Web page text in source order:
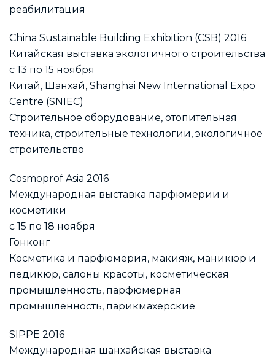
реабилитация
China Sustainable Building Exhibition (CSB) 2016
Китайская выставка экологичного строительства
с 13 по 15 ноября
Китай, Шанхай, Shanghai New International Expo
Centre (SNIEC)
Строительное оборудование, отопительная
техника, строительные технологии, экологичное
строительство
Cosmoprof Asia 2016
Международная выставка парфюмерии и
косметики
с 15 по 18 ноября
Гонконг
Косметика и парфюмерия, макияж, маникюр и
педикюр, салоны красоты, косметическая
промышленность, парфюмерная
промышленность, парикмахерские
SIPPE 2016
Международная шанхайская выставка